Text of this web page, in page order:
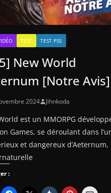
TEST TEST PS5
New World
[Notre Avis]
2024 Jihnkoda
est un MMORPG
Games, se déroulant dans
et dangereux d’Aeternum,
: